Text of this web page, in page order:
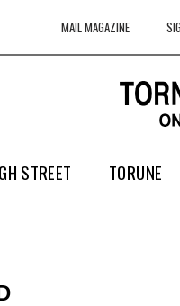
MAIL MAGAZINE
STREET TORUNE